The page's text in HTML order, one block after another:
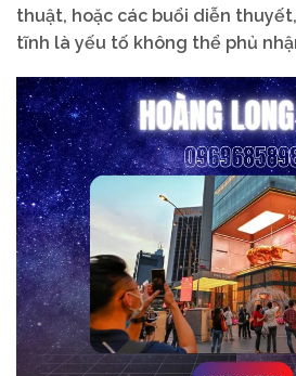
thuật, hoặc các buổi diễn
tĩnh là yếu tố không thể phủ